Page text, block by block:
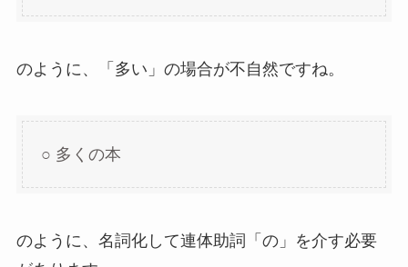
のように、「多い」の場合が不自然ですね。
○ 多くの本
のように、名詞化して連体助詞「の」を介す必要